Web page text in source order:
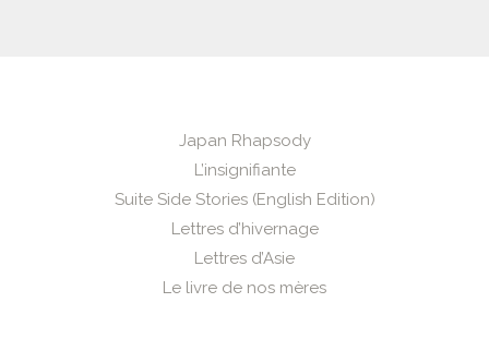
Japan Rhapsody
L’insignifiante
Suite Side Stories (English Edition)
Lettres d’hivernage
Lettres d’Asie
Le livre de nos mères